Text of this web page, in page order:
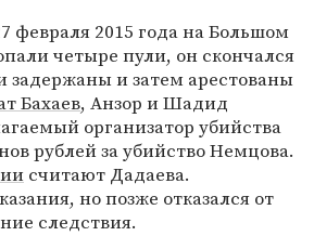
февраля 2015 года на Большом
четыре пули, он скончался
и затем арестованы
Бахаев, Анзор и Шадид
организатор убийства
рублей за убийство Немцова.
считают Дадаева.
но позже отказался от
следствия.